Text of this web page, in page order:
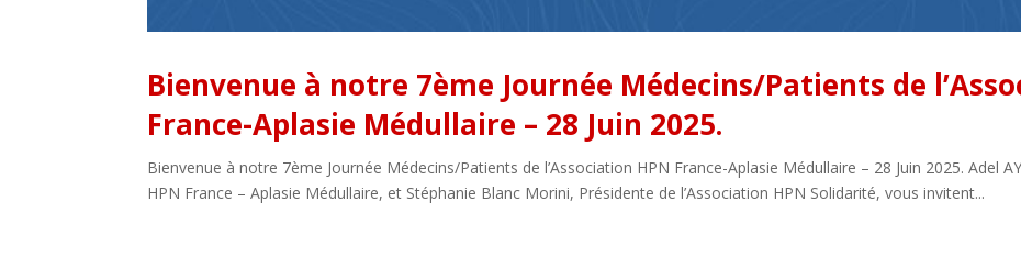
Bienvenue à notre 7ème Journée Médecins/Patients de
France-Aplasie Médullaire – 28 Juin 2025.
Bienvenue à notre 7ème Journée Médecins/Patients de l’Association HPN France-Aplasie Médullaire – 28 Juin 2025. Adel
HPN France – Aplasie Médullaire, et Stéphanie Blanc Morini, Présidente de l’Association HPN Solidarité, vous invitent...